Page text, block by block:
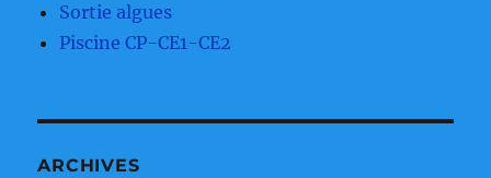
Sortie algues
Piscine CP-CE1-CE2
ARCHIVES